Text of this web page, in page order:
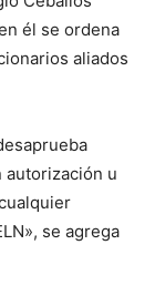
él se ordena
aliados
autorización u
se agrega